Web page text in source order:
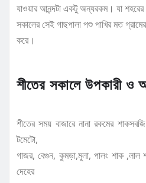
যাওয়ার আনন্দটা একটু অন্যরকম। যা
সকালের সেই গাছপালা পশু পাখির মত
করে।
শীতের সকালে উপকারী ও
শীতের সময় বাজারে নানা রকমের
টমেটো,
গাজর, বেগুন, কুমড়া,মুলা, পালং শাক
দেহের